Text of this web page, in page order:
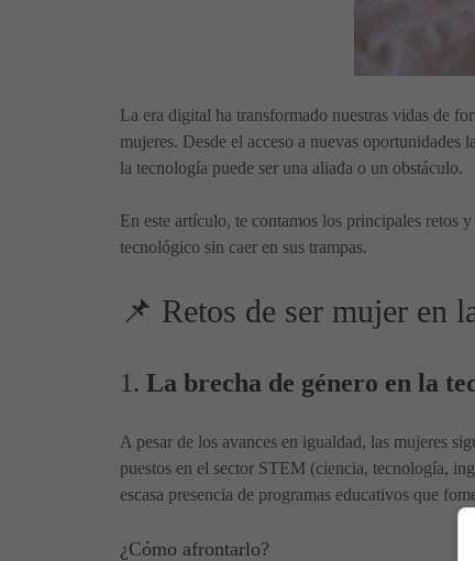
La era digital ha transformado nuestras vidas de
mujeres. Desde el acceso a nuevas
la tecnología puede ser una aliada o un obstáculo.
En este artículo, te contamos los principales retos
tecnológico sin caer en sus trampas.
📌 Retos de ser mujer en
1. La brecha de género en la
A pesar de los avances en igualdad, las mujeres
puestos en el sector STEM (ciencia, tecnología,
escasa presencia de programas educativos que
¿Cómo afrontarlo?